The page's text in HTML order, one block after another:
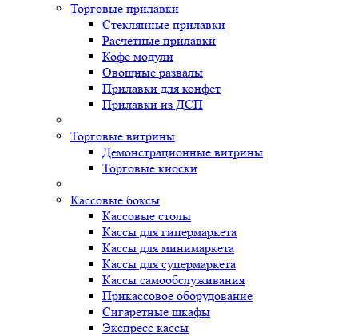
Торговые прилавки
Стеклянные прилавки
Расчетные прилавки
Кофе модули
Овощные развалы
Прилавки для конфет
Прилавки из ДСП
Торговые витрины
Демонстрационные витрины
Торговые киоски
Кассовые боксы
Кассовые столы
Кассы для гипермаркета
Кассы для минимаркета
Кассы для супермаркета
Кассы самообслуживания
Прикассовое оборудование
Сигаретные шкафы
Экспресс кассы